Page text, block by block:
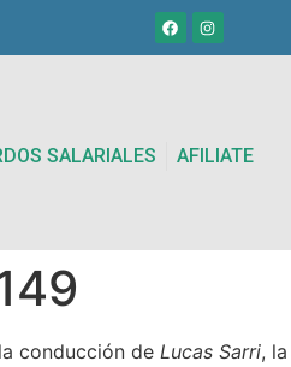
SALARIALES AFILIATE
conducción de Lucas Sarri,